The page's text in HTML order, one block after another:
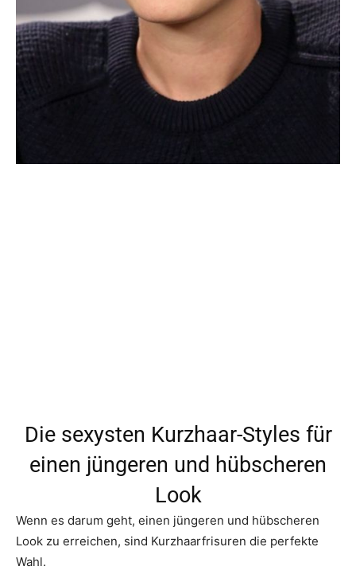
Die sexysten Kurzhaar-Styles für
einen jüngeren und hübscheren
Look
Wenn es darum geht, einen jüngeren und hübscheren
Look zu erreichen, sind Kurzhaarfrisuren die perfekte
Wahl.